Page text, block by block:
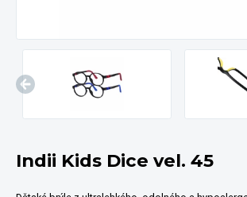
Indii Kids Dice vel. 45